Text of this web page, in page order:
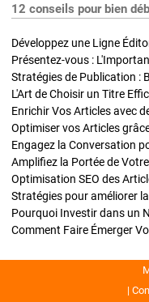
12 conseils pour bien
Développez une Ligne
Présentez-vous :
L'Art de Choisir un Titre
Optimiser vos Articles
Engagez la Conversation
Amplifiez la Portée de